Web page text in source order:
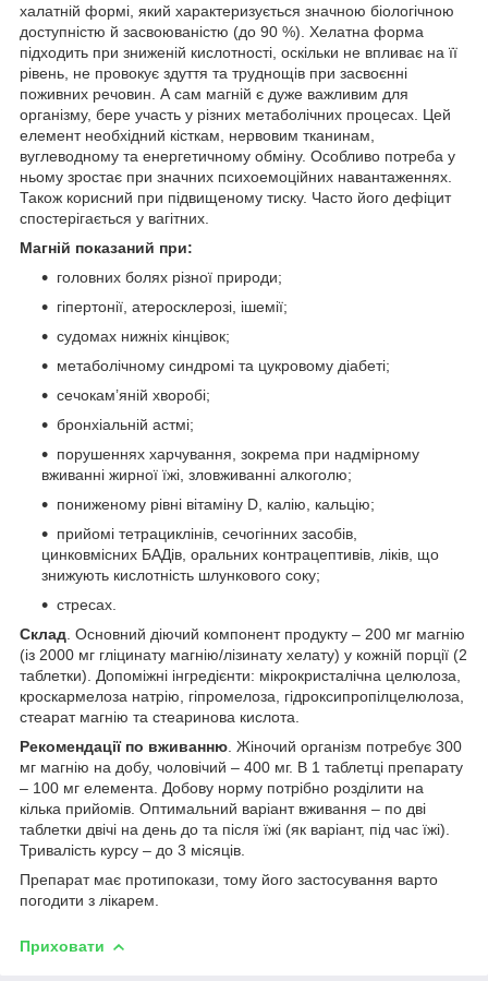
халатній формі, який характеризується значною біологічною
доступністю й засвоюваністю (до 90 %). Хелатна форма
підходить при зниженій кислотності, оскільки не впливає на її
рівень, не провокує здуття та труднощів при засвоєнні
поживних речовин. А сам магній є дуже важливим для
організму, бере участь у різних метаболічних процесах. Цей
елемент необхідний кісткам, нервовим тканинам,
вуглеводному та енергетичному обміну. Особливо потреба у
ньому зростає при значних психоемоційних навантаженнях.
Також корисний при підвищеному тиску. Часто його дефіцит
спостерігається у вагітних.
Магній показаний при:
головних болях різної природи;
гіпертонії, атеросклерозі, ішемії;
судомах нижніх кінцівок;
метаболічному синдромі та цукровому діабеті;
сечокам’яній хворобі;
бронхіальній астмі;
порушеннях харчування, зокрема при надмірному
вживанні жирної їжі, зловживанні алкоголю;
пониженому рівні вітаміну D, калію, кальцію;
прийомі тетрациклінів, сечогінних засобів,
цинковмісних БАДів, оральних контрацептивів, ліків, що
знижують кислотність шлункового соку;
стресах.
Склад . Основний діючий компонент продукту – 200 мг магнію
(із 2000 мг гліцинату магнію/лізинату хелату) у кожній порції (2
таблетки). Допоміжні інгредієнти: мікрокристалічна целюлоза,
кроскармелоза натрію, гіпромелоза, гідроксипропілцелюлоза,
стеарат магнію та стеаринова кислота.
Рекомендації по вживанню . Жіночий організм потребує 300
мг магнію на добу, чоловічий – 400 мг. В 1 таблетці препарату
– 100 мг елемента. Добову норму потрібно розділити на
кілька прийомів. Оптимальний варіант вживання – по дві
таблетки двічі на день до та після їжі (як варіант, під час їжі).
Тривалість курсу – до 3 місяців.
Препарат має протипокази, тому його застосування варто
погодити з лікарем.
Приховати